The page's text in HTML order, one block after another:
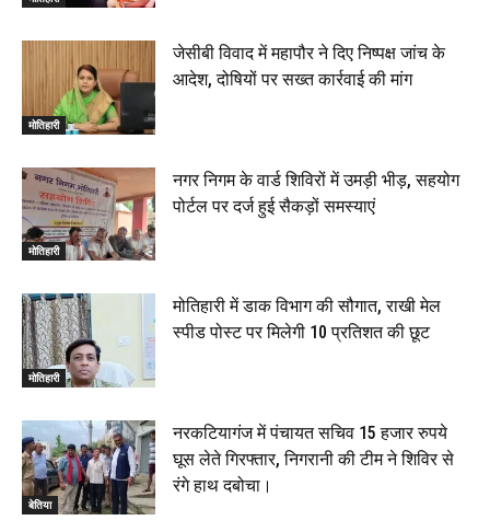
मोतिहारी
जेसीबी विवाद में महापौर ने दिए निष्पक्ष जांच के
आदेश, दोषियों पर सख्त कार्रवाई की मांग
मोतिहारी
नगर निगम के वार्ड शिविरों में उमड़ी भीड़, सहयोग
पोर्टल पर दर्ज हुई सैकड़ों समस्याएं
मोतिहारी
मोतिहारी में डाक विभाग की सौगात, राखी मेल
स्पीड पोस्ट पर मिलेगी 10 प्रतिशत की छूट
बेतिया
नरकटियागंज में पंचायत सचिव 15 हजार रुपये
घूस लेते गिरफ्तार, निगरानी की टीम ने शिविर से
रंगे हाथ दबोचा।